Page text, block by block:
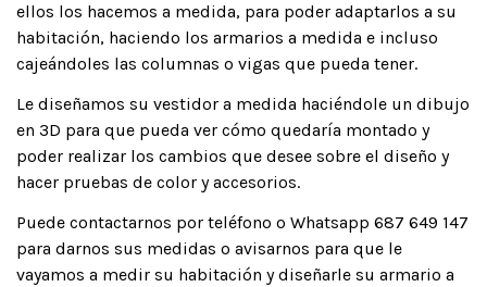
ellos los hacemos a medida, para poder adaptarlos a su
habitación, haciendo los armarios a medida e incluso
cajeándoles las columnas o vigas que pueda tener.
Le diseñamos su vestidor a medida haciéndole un dibujo
en 3D para que pueda ver cómo quedaría montado y
poder realizar los cambios que desee sobre el diseño y
hacer pruebas de color y accesorios.
Puede contactarnos por teléfono o Whatsapp 687 649 147
para darnos sus medidas o avisarnos para que le
vayamos a medir su habitación y diseñarle su armario a